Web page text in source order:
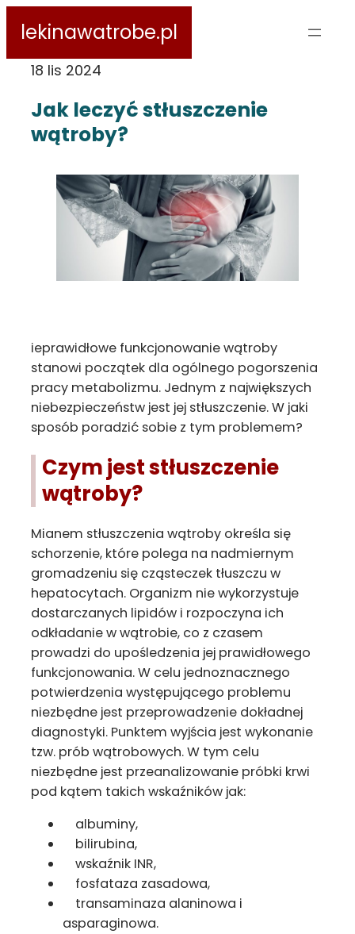
do
treści
lekinawatrobe.pl
18 lis 2024
Jak leczyć stłuszczenie
wątroby?
ieprawidłowe funkcjonowanie wątroby
stanowi początek dla ogólnego pogorszenia
pracy metabolizmu. Jednym z największych
niebezpieczeństw jest jej stłuszczenie. W jaki
sposób poradzić sobie z tym problemem?
Czym jest stłuszczenie
wątroby?
Mianem stłuszczenia wątroby określa się
schorzenie, które polega na nadmiernym
gromadzeniu się cząsteczek tłuszczu w
hepatocytach. Organizm nie wykorzystuje
dostarczanych lipidów i rozpoczyna ich
odkładanie w wątrobie, co z czasem
prowadzi do upośledzenia jej prawidłowego
funkcjonowania. W celu jednoznacznego
potwierdzenia występującego problemu
niezbędne jest przeprowadzenie dokładnej
diagnostyki. Punktem wyjścia jest wykonanie
tzw. prób wątrobowych. W tym celu
niezbędne jest przeanalizowanie próbki krwi
pod kątem takich wskaźników jak:
albuminy,
bilirubina,
wskaźnik INR,
fosfataza zasadowa,
transaminaza alaninowa i
asparaginowa.